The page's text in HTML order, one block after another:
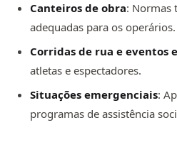
Canteiros de obra: Normas
adequadas para os operários.
Corridas de rua e eventos
atletas e espectadores.
Situações emergenciais:
programas de assistência